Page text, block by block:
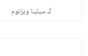
لـسيلينا ويزنوم